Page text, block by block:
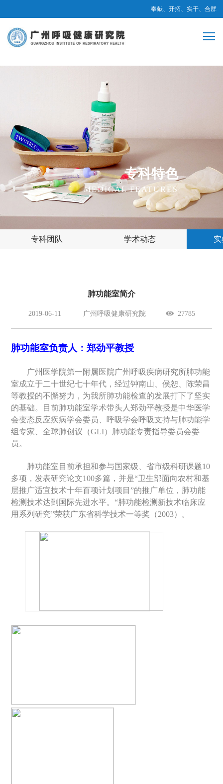
奉献、开拓、实干、合群
专科特色
MEDICAL FEATURES
专科团队 学术动态
肺功能室简介
2019-06-11 广州呼吸健康研究院 27785
肺功能室负责人：郑劲平教授
广州医学院第一附属医院广州呼吸疾病研究所肺功能
室成立于二十世纪七十年代，经过钟南山、侯恕、陈荣昌
等教授的不懈努力，为我所肺功能检查的发展打下了坚实
的基础。目前肺功能室学术带头人郑劲平教授是中华医学
会变态反应疾病学会委员、呼吸学会呼吸支持与肺功能学
组专家、全球肺创议（GLI）肺功能专责指导委员会委
员。
肺功能室 目前承担和参与国家级、省市级科研课题10
多项，发表研究论文100多篇，并是“卫生部面向农村和基
层推广适宜技术十年百项计划项目”的推广单位， 肺功能
检测技术达到国际先进水平。“肺功能检测新技术临床应
用系列研究”荣获广东省科学技术一等奖（2003）。